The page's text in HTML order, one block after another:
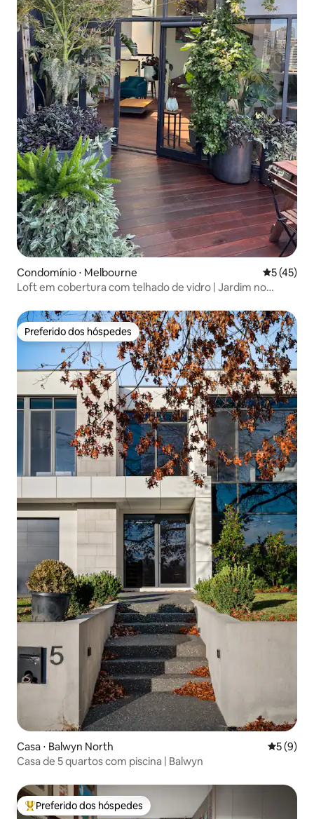
Condomínio ⋅ Melbourne 5 de uma
5 (45)
Loft em cobertura com telhado de vidro | Jardim no
Preferido dos hóspedes
Preferido dos hóspedes
Casa ⋅ Balwyn North 5 de
5 (9)
Casa de 5 quartos com piscina | Balwyn
Entre os melhores preferidos dos hóspedes
Preferido dos hóspedes